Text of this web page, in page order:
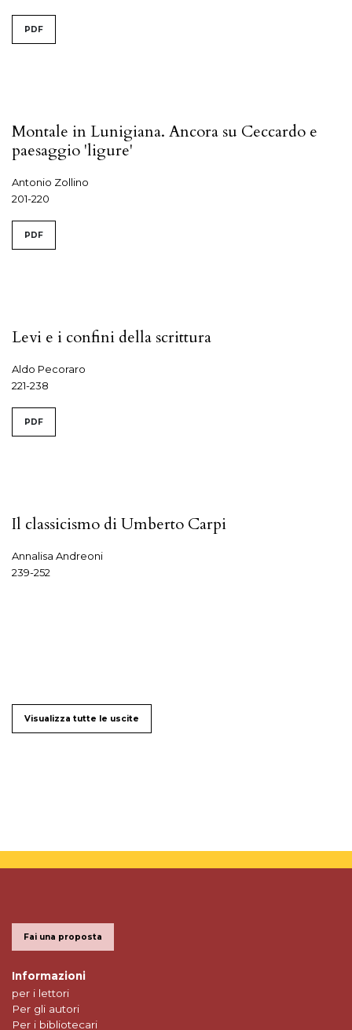
PDF
Montale in Lunigiana. Ancora su Ceccardo e
paesaggio 'ligure'
Antonio Zollino
201-220
PDF
Levi e i confini della scrittura
Aldo Pecoraro
221-238
PDF
Il classicismo di Umberto Carpi
Annalisa Andreoni
239-252
Visualizza tutte le uscite
Fai una proposta
Informazioni
per i lettori
Per gli autori
Per i bibliotecari